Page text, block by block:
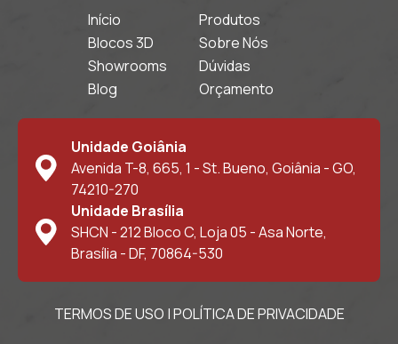
Início
Produtos
Blocos 3D
Sobre Nós
Showrooms
Dúvidas
Blog
Orçamento
Unidade Goiânia
Avenida T-8, 665, 1 - St. Bueno, Goiânia - GO,
74210-270
Unidade Brasília
SHCN - 212 Bloco C, Loja 05 - Asa Norte,
Brasília - DF, 70864-530
TERMOS DE USO |POLÍTICA DE PRIVACIDADE